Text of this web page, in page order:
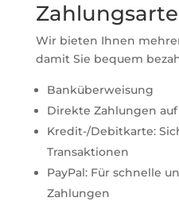
Wir bieten Ihnen
damit Sie bequem
Banküberweisung
Direkte Zahlungen
Kredit-/Debitkarte:
Transaktionen
PayPal: Für schnelle
Zahlungen